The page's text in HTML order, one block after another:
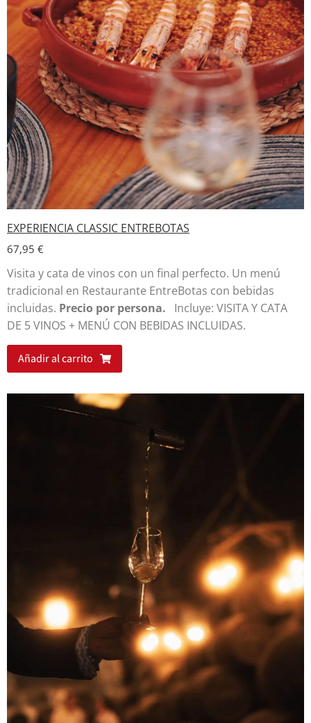
EXPERIENCIA CLASSIC ENTREBOTAS
67,95 €
Visita y cata de vinos con un final perfecto. Un menú
tradicional en Restaurante EntreBotas con bebidas
incluidas. Precio por persona. Incluye: VISITA Y CATA
DE 5 VINOS + MENÚ CON BEBIDAS INCLUIDAS.
Añadir al carrito